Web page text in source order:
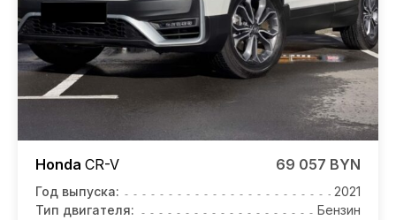
Honda CR-V 69 057 BYN
Год выпуска:
2021
Тип двигателя:
Бензин